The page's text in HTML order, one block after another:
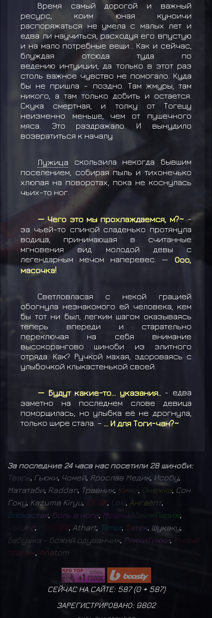
Время самый дорогой и важный
ресурс, коим юная куноичи
распоряжаться не умела с малых лет и
едва ли научиться, расходуя его впустую
и на мало потребные вещи... Как и сейчас,
блуждая отсюда туда по
ведению интуиции, да только в этот раз
столь важное чувство не помогало. Куда
бы не пришла - поздно. Там жмуры, там
никого, а там только добить и остается.
Скука смертная, и толку от Тогецу
неизменно меньше, чем от пушечного
мяса. Это раздражало. И вынудило
возвратиться к началу.
Лужица скользила некогда бывшим
поселением, собирая пыль и тихонечько
хлюпая на поворотах, пока не коснулась
чьих-то ног.
— Чего это мы прохлаждаемся, м?~ -
за чьей-то спиной сладенько протянула
водица, принимающая в считанные
мгновения вид молодой девы с
легендарным мечом наперевес. — Ооо,
масочка!
Светловласая с некой грацией
обогнула незнакомого ей человека, кем
бы тот ни был, легким шагом оказываясь
теперь впереди и старательно
переключая на себя внимание
высокорангово шиноби из элитного
отряда. Как? Ручкой махая, здороваясь с
улыбочкой клыкастенькой своей.
— Будут какие-то... указания.. - едва
заметно на последнем слове девица
поморщилась, но улыбка её не дрогнула,
только шире стала. – ... И для Тоги-чан?~
За последние 24 часа нас посетили 28 шиноби:
Тварь Гьюки, Чомей, Ярослав Медик, Исобу,
Мататаби, Raddan Травник, Кими Омежка, Сон
Гоку, Kazuma Kiryu, DEFIX, Loki, Ангаёпт,
Блохастая, боль в ноге МощныйД в ижПариж,
urio OSTER, Athart, Timur, Батёк, Шукаку,
Бабушка - божий одуванчик, РиккиТикки, Милый
трапик, Anatom
СЕЙЧАС НА САЙТЕ: 587 (0+ 587)
ЗАРЕГИСТРИРОВАНО: 9802